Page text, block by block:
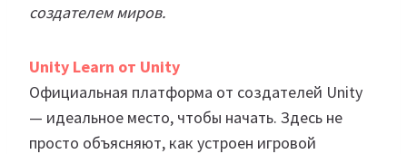
создателем миров.
Unity Learn от Unity
Официальная платформа от создателей Unity
— идеальное место, чтобы начать. Здесь не
просто объясняют, как устроен игровой